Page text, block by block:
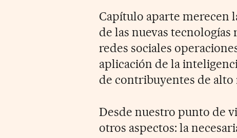
Capítulo aparte merecen
de las nuevas tecnologías
redes sociales
aplicación de la
de contribuyentes de alto
Desde nuestro punto de
otros aspectos: la